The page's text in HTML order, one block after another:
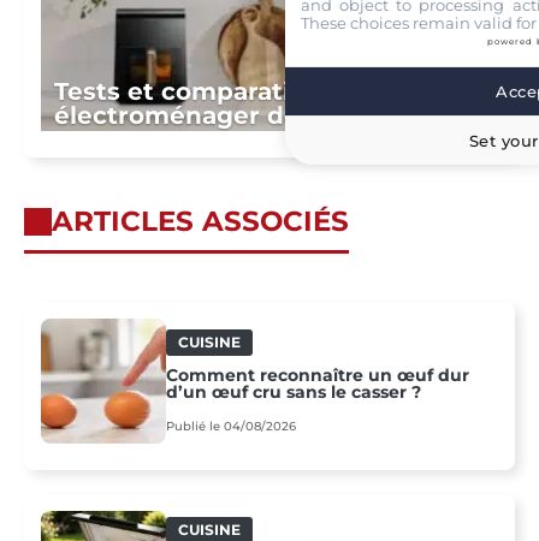
Tests et comparatifs du petit
électroménager de cuisine 2026
ARTICLES ASSOCIÉS
CUISINE
Comment reconnaître un œuf dur
d’un œuf cru sans le casser ?
Publié le 04/08/2026
CUISINE
and object to processing
These choices remain valid
powered
Set